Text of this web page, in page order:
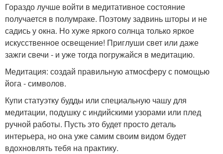
Гораздо лучше войти в медитативное состояние
получается в полумраке. Поэтому задвинь шторы и не
садись у окна. Но хуже яркого солнца только яркое
искусственное освещение! Приглуши свет или даже
зажги свечи - и уже тогда погружайся в медитацию.
Медитация: создай правильную атмосферу с помощью
йога - символов.
Купи статуэтку будды или специальную чашу для
медитации, подушку с индийскими узорами или плед
ручной работы. Пусть это будет просто деталь
интерьера, но она уже самим своим видом будет
вдохновлять тебя на практику.